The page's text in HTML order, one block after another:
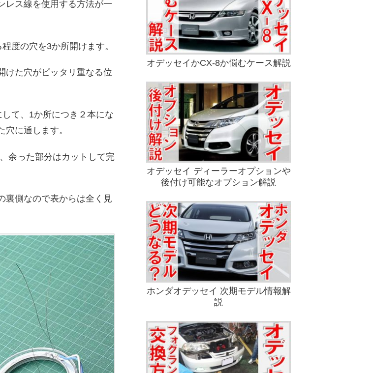
レス線を使用する方法が一
度の穴を3か所開けます。
けた穴がピッタリ重なる位
て、1か所につき２本にな
に通します。
余った部分はカットして完
裏側なので表からは全く見
オデッセイかCX-8か悩むケース解説
オデッセイ ディーラーオプションや
後付け可能なオプション解説
ホンダオデッセイ 次期モデル情報解
説